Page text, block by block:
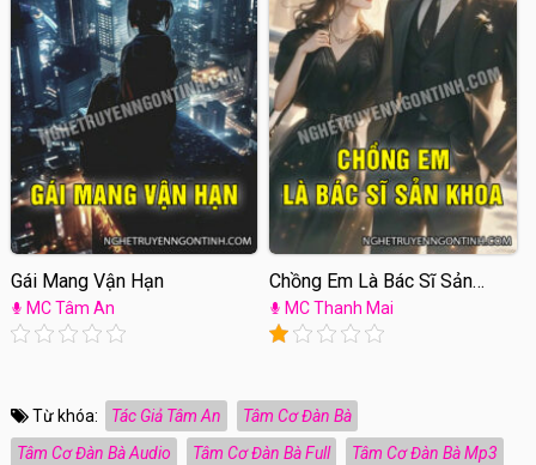
Gái Mang Vận Hạn
MC Tâm An
Chồng Em Là Bác Sĩ Sản
Khoa
MC Thanh Mai
Từ khóa: Tác Giả Tâm An
Tâm Cơ Đàn Bà
Tâm Cơ Đàn Bà Audio
Tâm Cơ Đàn Bà Full
Tâm Cơ Đàn Bà Mp3